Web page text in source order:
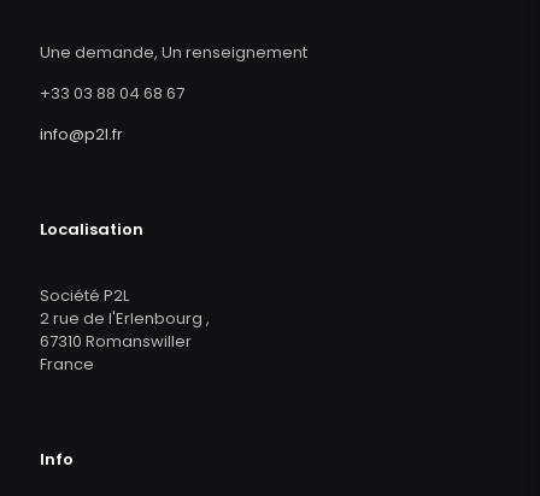
Une demande, Un renseignement
+33 03 88 04 68 67
info@p2l.fr
Localisation
Société P2L
2 rue de l'Erlenbourg ,
67310 Romanswiller
France
Info